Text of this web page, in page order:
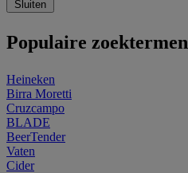
Sluiten
Populaire zoektermen
Heineken
Birra Moretti
Cruzcampo
BLADE
BeerTender
Vaten
Cider